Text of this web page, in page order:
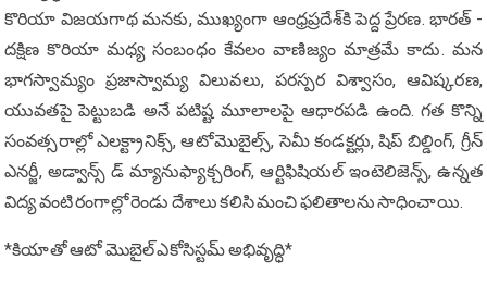
కొరియా విజయగాథ మనకు, ముఖ్యంగా ఆంధ్రప్రదేశ్‌కి పెద్ద ప్రేరణ. భారత్ -
దక్షిణ కొరియా మధ్య సంబంధం కేవలం వాణిజ్యం మాత్రమే కాదు. మన
భాగస్వామ్యం ప్రజాస్వామ్య విలువలు, పరస్పర విశ్వాసం, ఆవిష్కరణ,
యువతపై పెట్టుబడి అనే పటిష్ట మూలాలపై ఆధారపడి ఉంది. గత కొన్ని
సంవత్సరాల్లో ఎలక్ట్రానిక్స్, ఆటోమొబైల్స్, సెమీ కండక్టర్లు, షిప్ బిల్డింగ్, గ్రీన్
ఎనర్జీ, అడ్వాన్స్ డ్ మ్యానుఫ్యాక్చరింగ్, ఆర్టిఫిషియల్ ఇంటెలిజెన్స్, ఉన్నత
విద్య వంటి రంగాల్లో రెండు దేశాలు కలిసి మంచి ఫలితాలను సాధించాయి.
*కియాతో ఆటో మొబైల్ ఎకోసిస్టమ్ అభివృద్ధి*